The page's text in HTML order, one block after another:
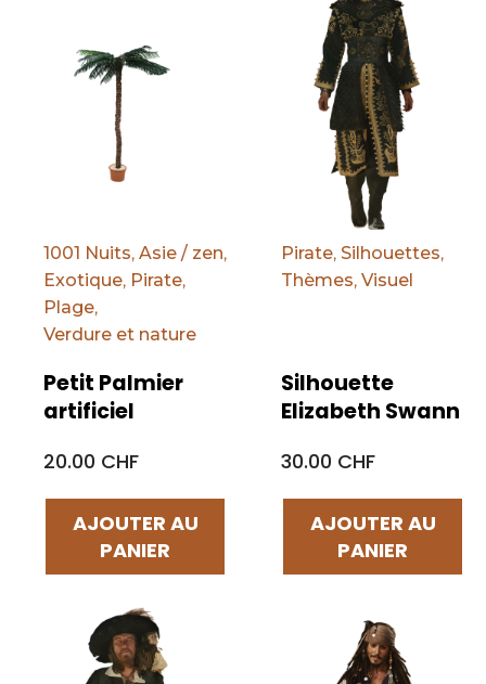
1001 Nuits, Asie / zen,
Exotique, Pirate,
Plage,
Verdure et nature
Petit Palmier
artificiel
20.00 CHF
AJOUTER AU
PANIER
Pirate, Silhouettes,
Thèmes, Visuel
Silhouette
Elizabeth Swann
30.00 CHF
AJOUTER AU
PANIER
Par défaut